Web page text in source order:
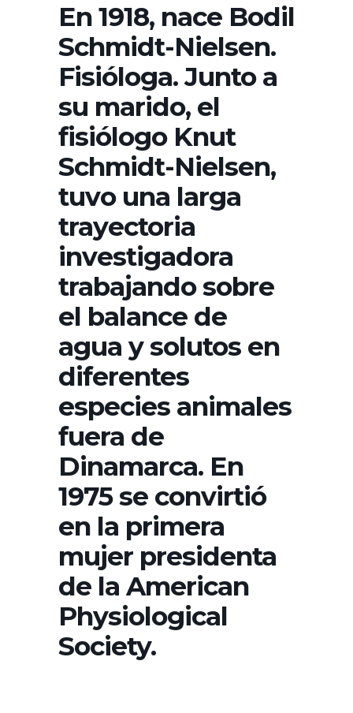
En 1918, nace Bodil
Schmidt-Nielsen.
Fisióloga. Junto a
su marido, el
fisiólogo Knut
Schmidt-Nielsen,
tuvo una larga
trayectoria
investigadora
trabajando sobre
el balance de
agua y solutos en
diferentes
especies animales
fuera de
Dinamarca. En
1975 se convirtió
en la primera
mujer presidenta
de la American
Physiological
Society.